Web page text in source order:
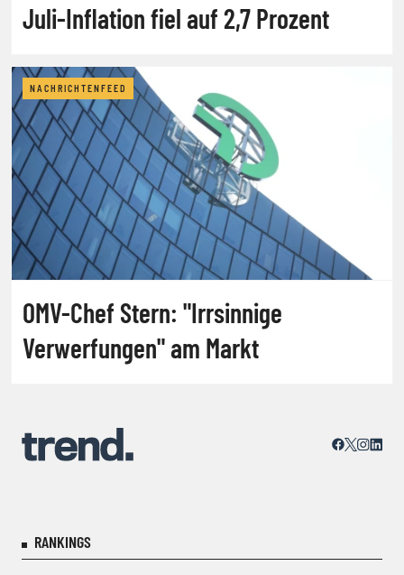
Juli-Inflation fiel auf 2,7 Prozent
NACHRICHTENFEED
OMV-Chef Stern: "Irrsinnige
Verwerfungen" am Markt
RANKINGS